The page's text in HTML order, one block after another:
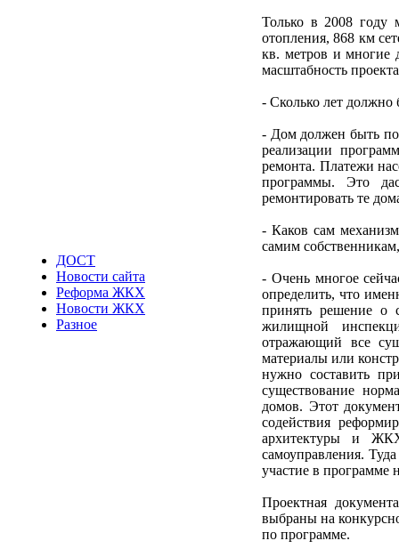
ДОСТ
Новости сайта
Реформа ЖКХ
Новости ЖКХ
Разное
Только в 2008 году
отопления, 868 км
кв. метров и многие
масштабность
- Сколько лет должно
- Дом должен быть
реализации
ремонта. Платежи
программы. Это
ремонтировать те
- Каков сам
самим
- Очень многое
определить, что
принять решение о
жилищной
отражающий все
материалы или
нужно составить
существование
домов. Этот
содействия
архитектуры и
самоуправления.
участие в программе
Проектная
выбраны на
по программе.